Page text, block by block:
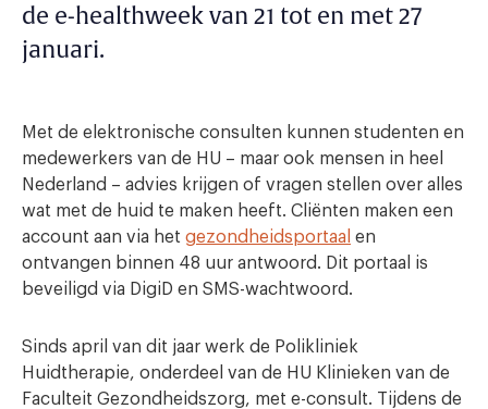
de e-healthweek van 21 tot en met 27
januari.
Met de elektronische consulten kunnen studenten en
medewerkers van de HU – maar ook mensen in heel
Nederland – advies krijgen of vragen stellen over alles
wat met de huid te maken heeft. Cliënten maken een
account aan via het gezondheidsportaal en
ontvangen binnen 48 uur antwoord. Dit portaal is
beveiligd via DigiD en SMS-wachtwoord.
Sinds april van dit jaar werk de Polikliniek
Huidtherapie, onderdeel van de HU Klinieken van de
Faculteit Gezondheidszorg, met e-consult. Tijdens de